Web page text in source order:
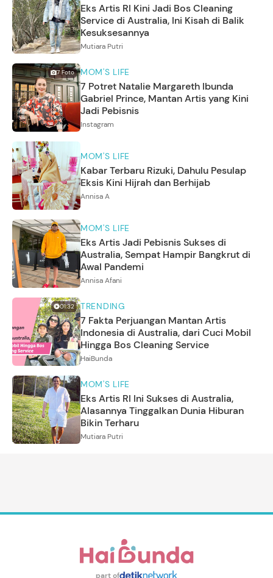
Eks Artis RI Kini Jadi Bos Cleaning
Service di Australia, Ini Kisah di Balik
Kesuksesannya
Mutiara Putri
7Foto MOM'S LIFE
7 Potret Natalie Margareth Ibunda
Gabriel Prince, Mantan Artis yang Kini
Jadi Pebisnis
Instagram
MOM'S LIFE
Kabar Terbaru Rizuki, Dahulu Pesulap
Eksis Kini Hijrah dan Berhijab
Annisa A
MOM'S LIFE
Eks Artis Jadi Pebisnis Sukses di
Australia, Sempat Hampir Bangkrut di
Awal Pandemi
Annisa Afani
01:32 TRENDING
7 Fakta Perjuangan Mantan Artis
Indonesia di Australia, dari Cuci Mobil
Hingga Bos Cleaning Service
HaiBunda
MOM'S LIFE
Eks Artis RI Ini Sukses di Australia,
Alasannya Tinggalkan Dunia Hiburan
Bikin Terharu
Mutiara Putri
part of